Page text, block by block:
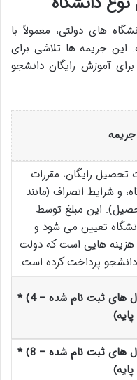
های دولتی، معمولاً با
جریمه ها تلاشی برای
آموزش رایگان دانشجو
رایگان، مقررات
و شرایط انصراف (مانند
این مبلغ توسط
تعیین می شود و
هزینه هایی است که دولت
پرداخت کرده است.
(تعداد نیمسال های ثبت نام شده – 4) *
(تعداد نیمسال های ثبت نام شده – 8) *